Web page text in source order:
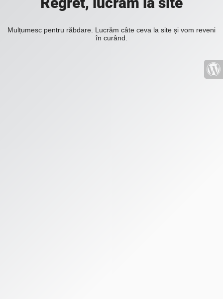
Mulțumesc pentru răbdare. Lucrăm câte ceva la site și vom reveni
în curând.